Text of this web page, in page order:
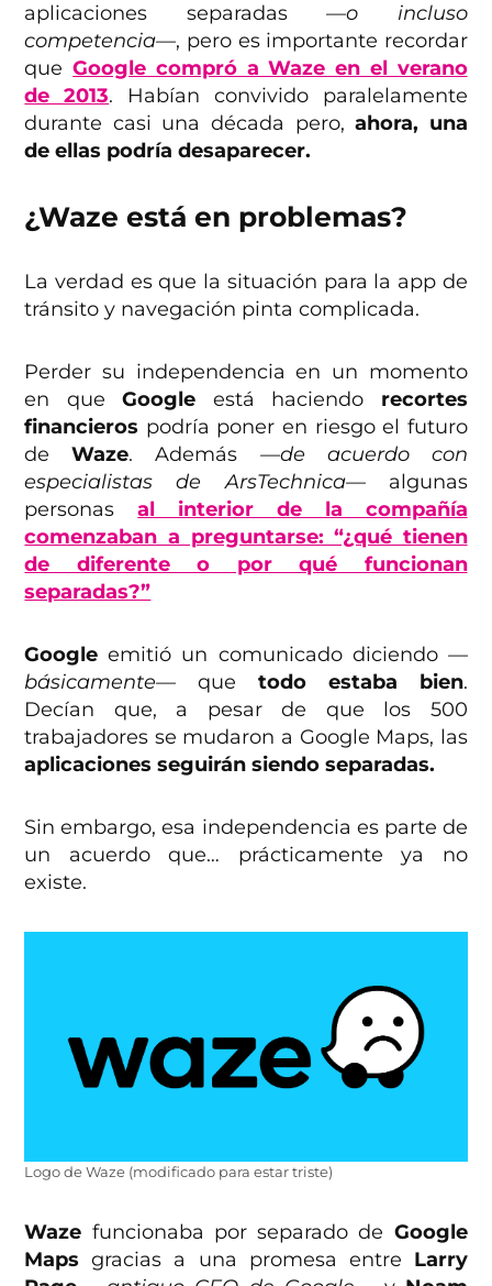
aplicaciones separadas—o incluso
competencia—, pero es importante recordar
queGoogle compró a Waze en el verano
de 2013. Habían convivido paralelamente
durante casi una década pero,ahora, una
de ellas podría desaparecer.
¿Waze está en problemas?
La verdad es que la situación para la app de
tránsito y navegación pinta complicada.
Perder su independencia en un momento
en queGoogle está haciendo recortes
financieros podría poner en riesgo el futuro
deWaze. Además —de acuerdo con
especialistas de ArsTechnica—algunas
personasal interior de la compañía
comenzaban a preguntarse: “¿qué tienen
de diferente o por qué funcionan
separadas?”
Googleemitió un comunicado diciendo—
básicamente— que todo estaba bien.
Decían que, a pesar de que los 500
trabajadores se mudaron a Google Maps, las
aplicaciones seguirán siendo separadas.
Sin embargo, esa independencia es parte de
un acuerdo que… prácticamente ya no
existe.
Logo de Waze (modificado para estar triste)
Waze funcionaba por separado de Google
Mapsgracias a una promesa entre Larry